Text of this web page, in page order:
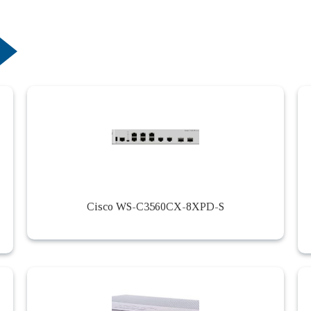
Cisco WS-C3560CX-8XPD-S